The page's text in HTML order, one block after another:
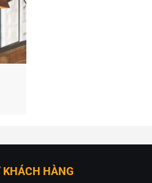
KHÁCH HÀNG